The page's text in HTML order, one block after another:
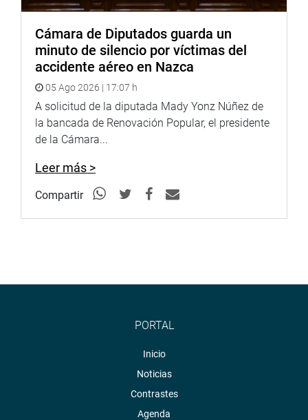
Cámara de Diputados guarda un
minuto de silencio por víctimas del
accidente aéreo en Nazca
05 Ago 2026 | 17:07 h
A solicitud de la diputada Mady Yonz Núñez de
la bancada de Renovación Popular, el presidente
de la Cámara...
Leer más >
Compartir
PORTAL
Inicio
Noticias
Contrastes
Agenda